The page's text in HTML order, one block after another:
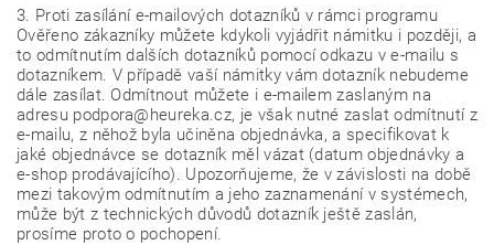
3. Proti zasílání e-mailových dotazníků v rámci programu
Ověřeno zákazníky můžete kdykoli vyjádřit námitku i později, a
to odmítnutím dalších dotazníků pomocí odkazu v e-mailu s
dotazníkem. V případě vaší námitky vám dotazník nebudeme
dále zasílat. Odmítnout můžete i e-mailem zaslaným na
adresu podpora@heureka.cz, je však nutné zaslat odmítnutí z
e-mailu, z něhož byla učiněna objednávka, a specifikovat k
jaké objednávce se dotazník měl vázat (datum objednávky a
e-shop prodávajícího). Upozorňujeme, že v závislosti na době
mezi takovým odmítnutím a jeho zaznamenání v systémech,
může být z technických důvodů dotazník ještě zaslán,
prosíme proto o pochopení.